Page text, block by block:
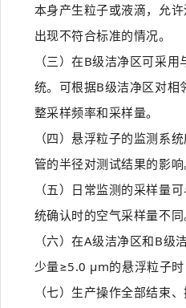
本身产生粒子或液滴，允
出现不符合标准的情况。
（三）在B级洁净区可采
统。可根据B级洁净区对相
整采样频率和采样量。
（四）悬浮粒子的监测系
管的半径对测试结果的影响
（五）日常监测的采样量
统确认时的空气采样量不同
（六）在A级洁净区和B级
少量≥5.0 µm的悬浮粒子时
（七）生产操作全部结束